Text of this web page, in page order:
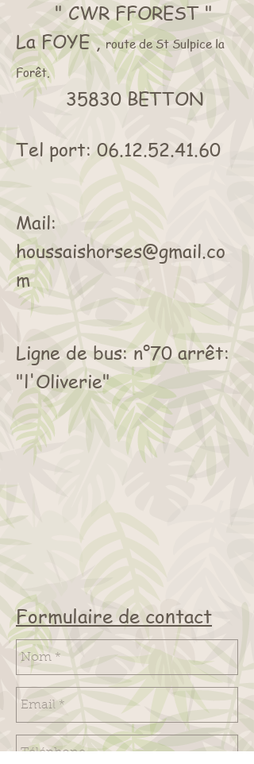
" CWR FFOREST "
La FOYE ,route de St Sulpice la
Forêt.
35830 BETTON
Tel port: 06.12.52.41.60
Mail:
houssaishorses@gmail.co
m
Ligne de bus: n°70 arrêt:
"l'Oliverie"
Formulaire de contact